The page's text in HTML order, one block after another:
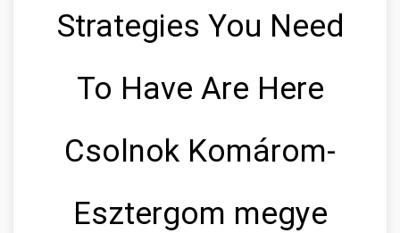
Strategies You Need
To Have Are Here
Csolnok Komárom-
Esztergom megye